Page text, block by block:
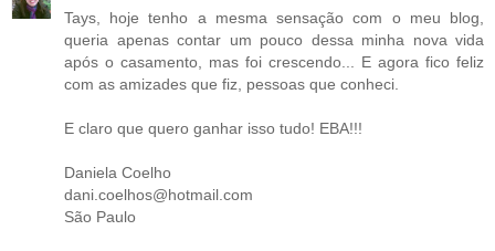
Tays, hoje tenho a mesma sensação com o meu blog,
queria apenas contar um pouco dessa minha nova vida
após o casamento, mas foi crescendo... E agora fico feliz
com as amizades que fiz, pessoas que conheci.
E claro que quero ganhar isso tudo! EBA!!!
Daniela Coelho
dani.coelhos@hotmail.com
São Paulo